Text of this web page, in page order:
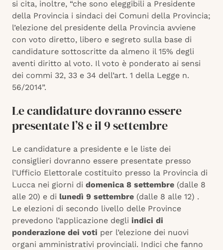
si cita, inoltre, “che sono eleggibili a Presidente
della Provincia i sindaci dei Comuni della Provincia;
l’elezione del presidente della Provincia avviene
con voto diretto, libero e segreto sulla base di
candidature sottoscritte da almeno il 15% degli
aventi diritto al voto. Il voto è ponderato ai sensi
dei commi 32, 33 e 34 dell’art. 1 della Legge n.
56/2014”.
Le candidature dovranno essere
presentate l’8 e il 9 settembre
Le candidature a presidente e le liste dei
consiglieri dovranno essere presentate presso
l’Ufficio Elettorale costituito presso la Provincia di
Lucca nei giorni di domenica 8 settembre (dalle 8
alle 20) e di lunedì 9 settembre (dalle 8 alle 12) .
Le elezioni di secondo livello delle Province
prevedono l’applicazione degli indici di
ponderazione dei voti per l’elezione dei nuovi
organi amministrativi provinciali. Indici che fanno